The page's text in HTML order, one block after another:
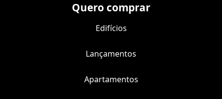
Quero comprar
Edifícios
Lançamentos
Apartamentos